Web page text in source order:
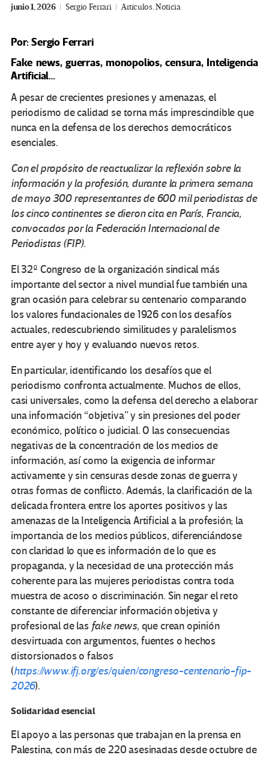
junio 1, 2026 Sergio Ferrari Artículos,Noticia
Por: Sergio Ferrari
Fake news, guerras, monopolios, censura, Inteligencia
Artificial…
A pesar de crecientes presiones y amenazas, el
periodismo de calidad se torna más imprescindible que
nunca en la defensa de los derechos democráticos
esenciales.
Con el propósito de reactualizar la reflexión sobre la
información y la profesión, durante la primera semana
de mayo 300 representantes de 600 mil periodistas de
los cinco continentes se dieron cita en París, Francia,
convocados por la Federación Internacional de
Periodistas (FIP).
El 32º Congreso de la organización sindical más
importante del sector a nivel mundial fue también una
gran ocasión para celebrar su centenario comparando
los valores fundacionales de 1926 con los desafíos
actuales, redescubriendo similitudes y paralelismos
entre ayer y hoy y evaluando nuevos retos.
En particular, identificando los desafíos que el
periodismo confronta actualmente. Muchos de ellos,
casi universales, como la defensa del derecho a elaborar
una información “objetiva” y sin presiones del poder
económico, político o judicial. O las consecuencias
negativas de la concentración de los medios de
información, así como la exigencia de informar
activamente y sin censuras desde zonas de guerra y
otras formas de conflicto. Además, la clarificación de la
delicada frontera entre los aportes positivos y las
amenazas de la Inteligencia Artificial a la profesión; la
importancia de los medios públicos, diferenciándose
con claridad lo que es información de lo que es
propaganda, y la necesidad de una protección más
coherente para las mujeres periodistas contra toda
muestra de acoso o discriminación. Sin negar el reto
constante de diferenciar información objetiva y
profesional de las fake news, que crean opinión
desvirtuada con argumentos, fuentes o hechos
distorsionados o falsos
(https://www.ifj.org/es/quien/congreso-centenario-fip-
2026).
Solidaridad esencial
El apoyo a las personas que trabajan en la prensa en
Palestina, con más de 220 asesinadas desde octubre de